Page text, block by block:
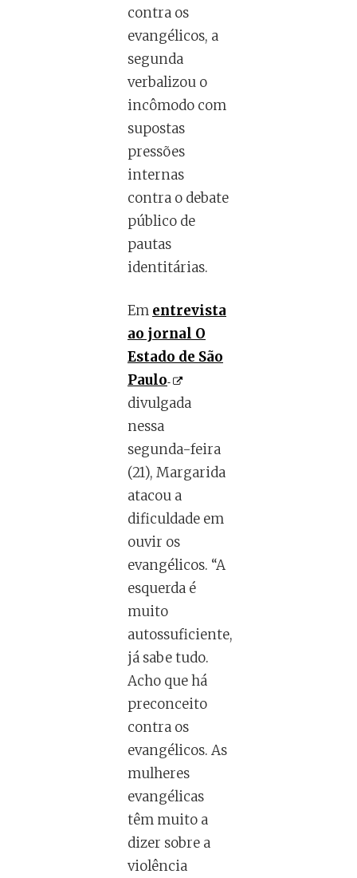
contra os
evangélicos, a
segunda
verbalizou o
incômodo com
supostas
pressões
internas
contra o debate
público de
pautas
identitárias.
Em entrevista
ao jornal O
Estado de São
Paulo
divulgada
nessa
segunda-feira
(21), Margarida
atacou a
dificuldade em
ouvir os
evangélicos. “A
esquerda é
muito
autossuficiente,
já sabe tudo.
Acho que há
preconceito
contra os
evangélicos. As
mulheres
evangélicas
têm muito a
dizer sobre a
violência